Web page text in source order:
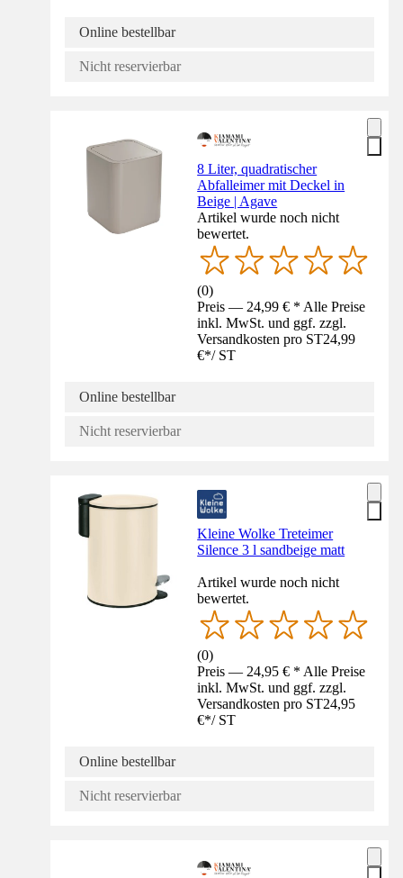
Online bestellbar
Nicht reservierbar
8 Liter, quadratischer
Abfalleimer mit Deckel in
Beige | Agave
Artikel wurde noch nicht
bewertet.
(0)
Preis — 24,99 € * Alle Preise
inkl. MwSt. und ggf. zzgl.
Versandkosten pro ST24,99
€*/ ST
Online bestellbar
Nicht reservierbar
Kleine Wolke Treteimer
Silence 3 l sandbeige matt
Artikel wurde noch nicht
bewertet.
(0)
Preis — 24,95 € * Alle Preise
inkl. MwSt. und ggf. zzgl.
Versandkosten pro ST24,95
€*/ ST
Online bestellbar
Nicht reservierbar